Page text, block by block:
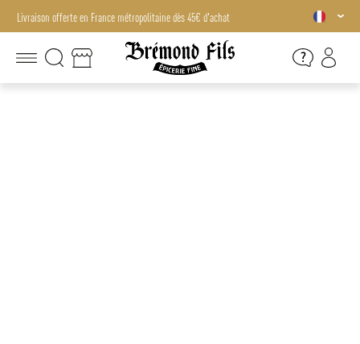
Livraison offerte en France métropolitaine dès 45€ d'achat
Livraison offerte en France métropolitaine dès 45€ d'achat